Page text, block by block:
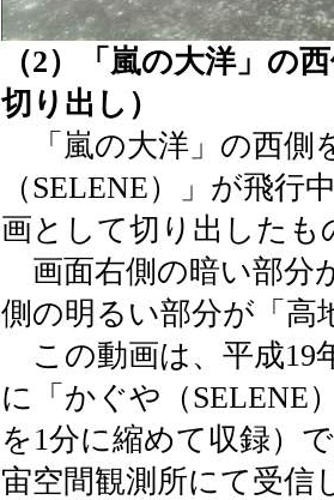
（2）「嵐の大洋」の
切り出し）
「嵐の大洋」の西側
（SELENE）」が飛
画として切り出したも
画面右側の暗い部分
側の明るい部分が「高
この動画は、平成19
に「かぐや（SELENE
を1分に縮めて収録）
宙空間観測所にて受信